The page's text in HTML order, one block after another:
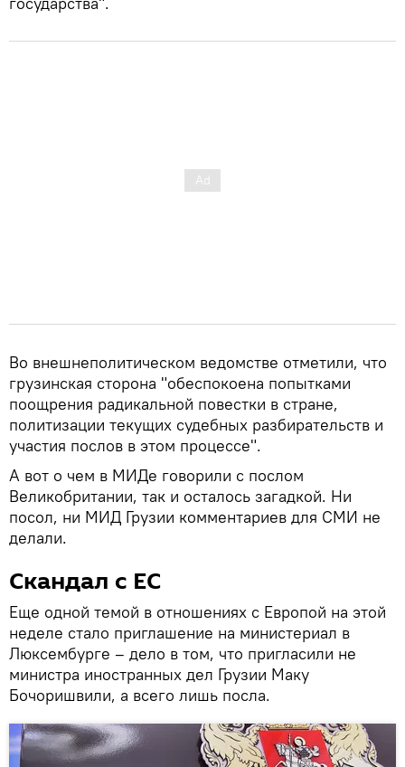
Во внешнеполитическом ведомстве отметили, что
грузинская сторона "обеспокоена попытками
поощрения радикальной повестки в стране,
политизации текущих судебных разбирательств и
участия послов в этом процессе".
А вот о чем в МИДе говорили с послом
Великобритании, так и осталось загадкой. Ни
посол, ни МИД Грузии комментариев для СМИ не
делали.
Скандал с ЕС
Еще одной темой в отношениях с Европой на этой
неделе стало приглашение на министериал в
Люксембурге – дело в том, что пригласили не
министра иностранных дел Грузии Маку
Бочоришвили, а всего лишь посла.